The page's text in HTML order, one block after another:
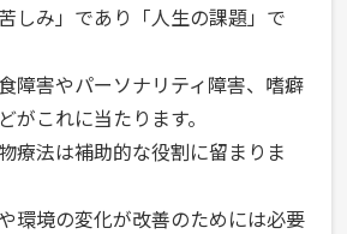
しみ」であり「人生の課題」で
障害やパーソナリティ障害、嗜癖
がこれに当たります。
療法は補助的な役割に留まりま
環境の変化が改善のためには必要